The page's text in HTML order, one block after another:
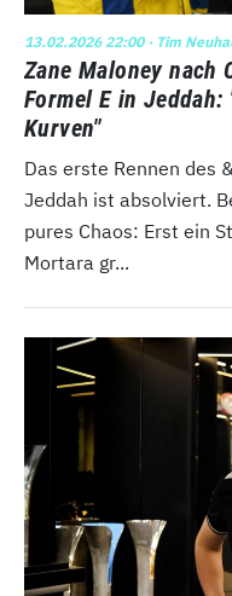
13.02.2026 22:00· Tim
Zane Maloney nach
Formel E in
Kurven"
Das erste Rennen des
Jeddah ist absolviert.
pures Chaos: Erst ein
Mortara gr...